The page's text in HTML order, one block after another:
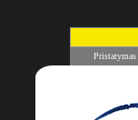
Pristatymas